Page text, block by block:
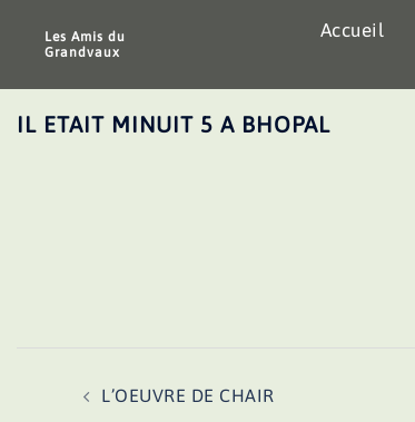
Les Amis du
Grandvaux
Accueil
IL ETAIT MINUIT 5 A BHOPAL
L’OEUVRE DE CHAIR